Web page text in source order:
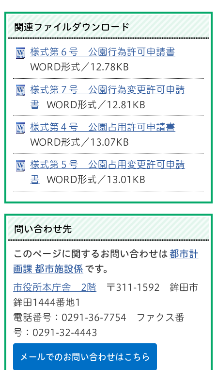
関連ファイルダウンロード
様式第６号 公園行為許可申請書
WORD形式／12.78KB
様式第７号 公園行為変更許可申請
書
WORD形式／12.81KB
様式第４号 公園占用許可申請書
WORD形式／13.07KB
様式第５号 公園占用変更許可申請
書
WORD形式／13.01KB
問い合わせ先
このページに関するお問い合わせは 都市計
画課 都市施設係 です。
市役所本庁舎 2階 〒311-1592 鉾田市
鉾田1444番地1
電話番号：0291-36-7754 ファクス番
号：0291-32-4443
メールでのお問い合わせはこちら